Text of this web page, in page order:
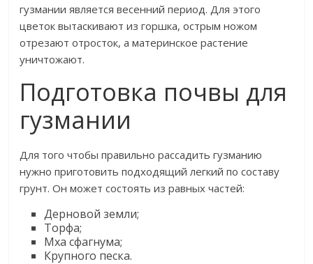
гузмании является весенний период. Для этого
цветок вытаскивают из горшка, острым ножом
отрезают отросток, а материнское растение
уничтожают.
Подготовка почвы для
гузмании
Для того чтобы правильно рассадить гузманию
нужно приготовить подходящий легкий по составу
грунт. Он может состоять из равных частей:
Дерновой земли;
Торфа;
Мха сфагнума;
Крупного песка.